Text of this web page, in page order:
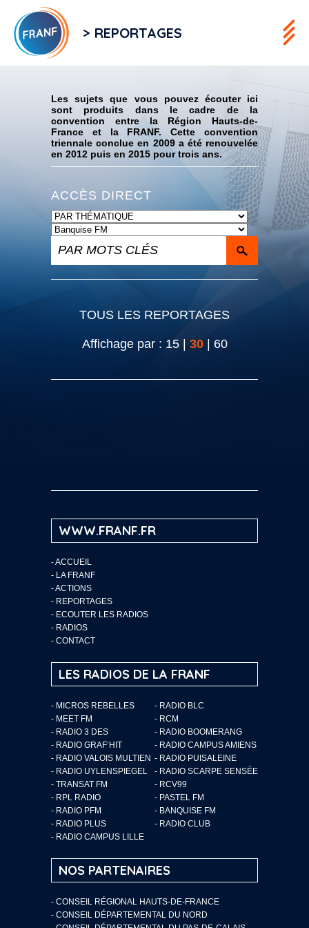
> REPORTAGES
Les sujets que vous pouvez écouter ici
sont produits dans le cadre de la
convention entre la Région Hauts-de-
France et la FRANF. Cette convention
triennale conclue en 2009 a été renouvelée
en 2012 puis en 2015 pour trois ans.
ACCÈS DIRECT
TOUS LES REPORTAGES
Affichage par : 15| 30| 60
WWW.FRANF.FR
-ACCUEIL
- LA FRANF
-ACTIONS
- REPORTAGES
- ECOUTER LES RADIOS
- RADIOS
- CONTACT
LES RADIOS DE LA FRANF
- MICROS REBELLES
- RADIO BLC
- MEET FM
- RCM
- RADIO 3 DES
- RADIO BOOMERANG
- RADIO GRAF’HIT
- RADIO CAMPUS AMIENS
- RADIO VALOIS MULTIEN - RADIO PUISALEINE
- RADIO UYLENSPIEGEL
- RADIO SCARPE SENSÉE
- TRANSAT FM
- RCV99
- RPL RADIO
- PASTEL FM
- RADIO PFM
- BANQUISE FM
- RADIO PLUS
- RADIO CLUB
- RADIO CAMPUS LILLE
NOS PARTENAIRES
- CONSEIL RÉGIONAL HAUTS-DE-FRANCE
- CONSEIL DÉPARTEMENTAL DU NORD